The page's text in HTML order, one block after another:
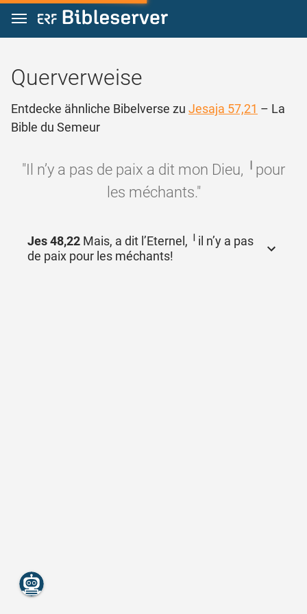
Zum Inhalt springen
Querverweise
Entdecke ähnliche Bibelverse zu Jesaja 57,21 – La
Bible du Semeur
"Il n’y a pas de paix a dit mon Dieu, ╵pour
les méchants."
Jes 48,22 Mais, a dit l’Eternel, ╵il n’y a pas
de paix pour les méchants!